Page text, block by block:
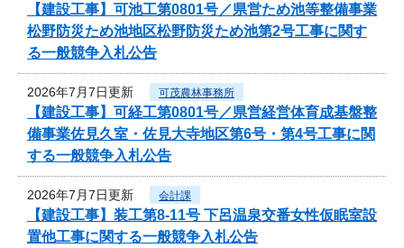
【建設工事】可池工第0801号／県営ため池等整備事業
松野防災ため池地区松野防災ため池第2号工事に関す
る一般競争入札公告
2026年7月7日更新 可茂農林事務所
【建設工事】可経工第0801号／県営経営体育成基盤整
備事業佐見久室・佐見大寺地区第6号・第4号工事に関
する一般競争入札公告
2026年7月7日更新 会計課
【建設工事】装工第8-11号 下呂温泉交番女性仮眠室設
置他工事に関する一般競争入札公告